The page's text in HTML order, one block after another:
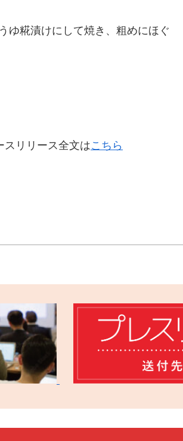
ゆ糀漬けにして焼き、粗めにほぐ
スリリース全文はこちら